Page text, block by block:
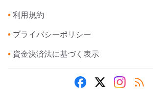
• 利用規約
• プライバシーポリシー
• 資金決済法に基づく表示